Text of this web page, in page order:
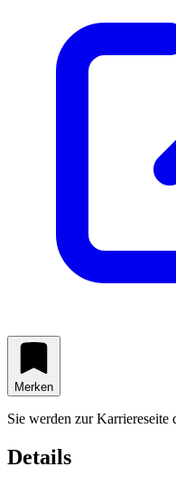
Merken
Sie werden zur Karriereseite
Details